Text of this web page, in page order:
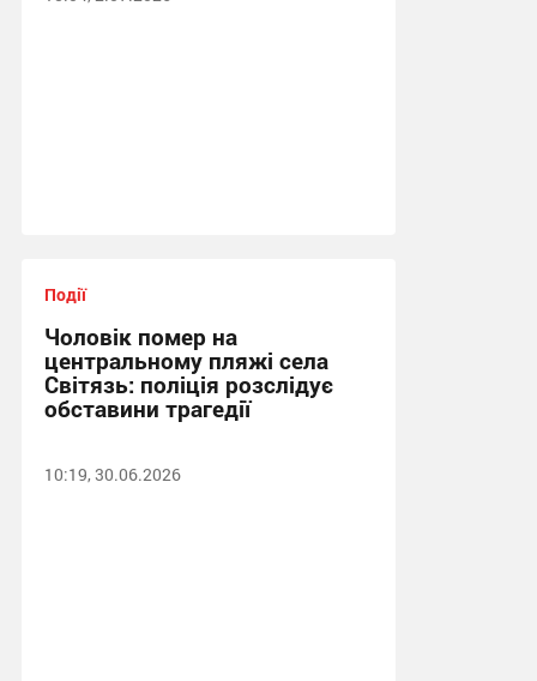
Події
Чоловік помер на
центральному пляжі села
Світязь: поліція розслідує
обставини трагедії
10:19, 30.06.2026